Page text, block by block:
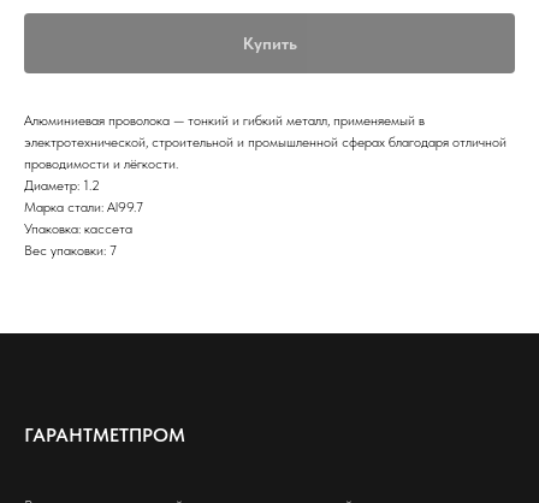
Купить
Алюминиевая проволока — тонкий и гибкий металл, применяемый в
электротехнической, строительной и промышленной сферах благодаря отличной
проводимости и лёгкости.
Диаметр: 1.2
Марка стали: Al99.7
Упаковка: кассета
Вес упаковки: 7
ГАРАНТМЕТПРОМ